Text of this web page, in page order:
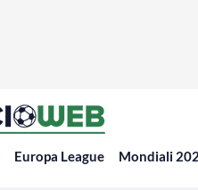
Europa League Mondiali